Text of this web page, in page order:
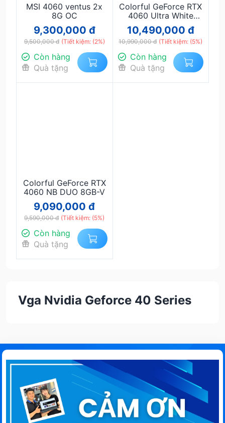
MSI 4060 ventus 2x
8G OC
9,300,000 đ
9,500,000 đ (Tiết kiệm: (2%)
Còn hàng
Quà tặng
Colorful GeForce RTX
4060 Ultra White
DUO OC 8GB-V
10,490,000 đ
10,990,000 đ (Tiết kiệm: (5%)
Còn hàng
Quà tặng
Colorful GeForce RTX
4060 NB DUO 8GB-V
9,090,000 đ
9,590,000 đ (Tiết kiệm: (5%)
Còn hàng
Quà tặng
Vga Nvidia Geforce 40 Series